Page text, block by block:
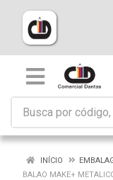
INÍCIO
BALAO MAKE+